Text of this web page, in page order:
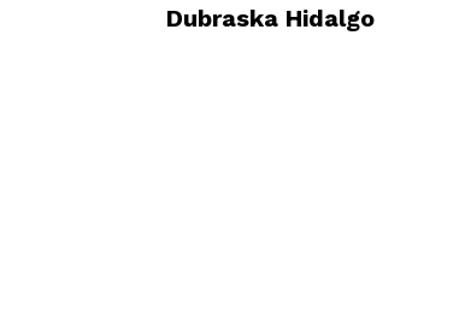
Dubraska Hidalgo